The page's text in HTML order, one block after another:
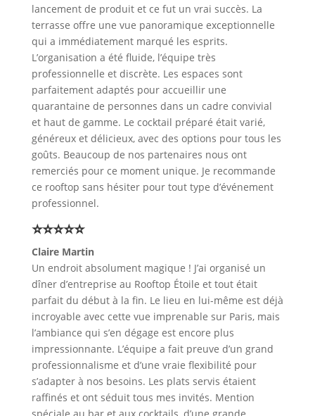
lancement de produit et ce fut un vrai succès. La
terrasse offre une vue panoramique exceptionnelle
qui a immédiatement marqué les esprits.
L’organisation a été fluide, l’équipe très
professionnelle et discrète. Les espaces sont
parfaitement adaptés pour accueillir une
quarantaine de personnes dans un cadre convivial
et haut de gamme. Le cocktail préparé était varié,
généreux et délicieux, avec des options pour tous les
goûts. Beaucoup de nos partenaires nous ont
remerciés pour ce moment unique. Je recommande
ce rooftop sans hésiter pour tout type d’événement
professionnel.
⭐⭐⭐⭐⭐
Claire Martin
Un endroit absolument magique ! J’ai organisé un
dîner d’entreprise au Rooftop Étoile et tout était
parfait du début à la fin. Le lieu en lui-même est déjà
incroyable avec cette vue imprenable sur Paris, mais
l’ambiance qui s’en dégage est encore plus
impressionnante. L’équipe a fait preuve d’un grand
professionnalisme et d’une vraie flexibilité pour
s’adapter à nos besoins. Les plats servis étaient
raffinés et ont séduit tous mes invités. Mention